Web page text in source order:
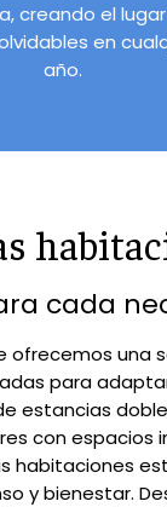
creando el
en
año.
cada
ofrecemos una
para
estancias
con espacios
habitaciones
y bienestar.